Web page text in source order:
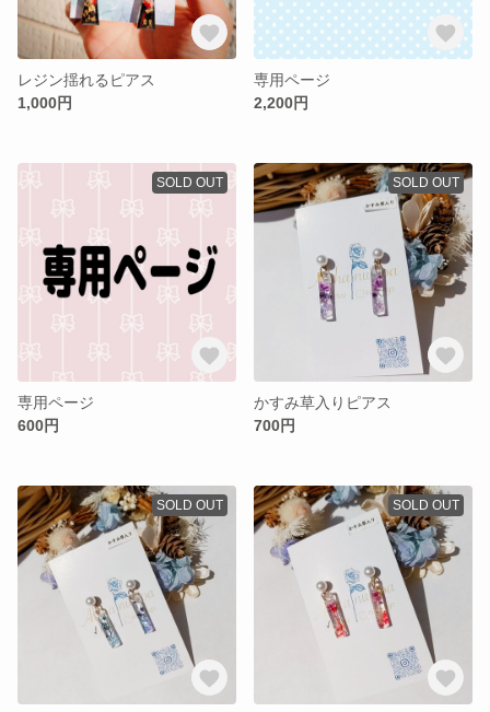
レジン揺れるピアス
1,000円
専用ページ
2,200円
SOLD OUT
専用ページ
600円
SOLD OUT
かすみ草入りピアス
700円
SOLD OUT SOLD OUT